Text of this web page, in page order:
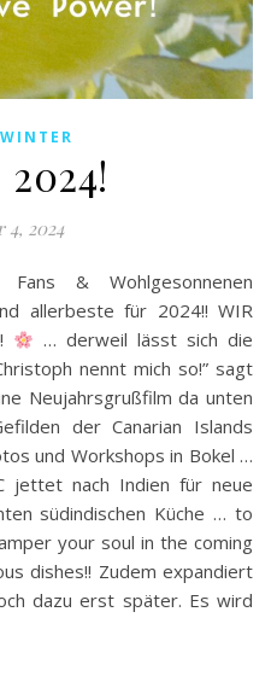
WINTER
4, 2024
allerbeste für 2024!! WIR
… derweil lässt sich die
nennt mich so!” sagt
Neujahrsgrußfilm da unten
der Canarian Islands
und Workshops in Bokel …
jettet nach Indien für neue
südindischen Küche … to
your soul in the coming
dishes!! Zudem expandiert
dazu erst später. Es wird